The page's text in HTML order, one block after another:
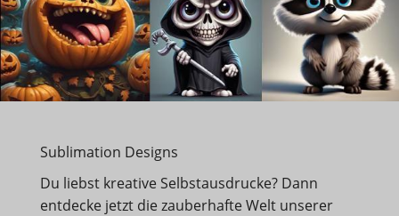
Sublimation Designs
Du liebst kreative Selbstausdrucke? Dann
entdecke jetzt die zauberhafte Welt unserer